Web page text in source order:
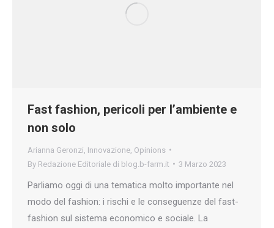
Fast fashion, pericoli per l’ambiente e
non solo
Arianna Geronzi Innovazione Opinions
By Redazione Editoriale di blog.b-farm.it 3 Marzo 2023
Parliamo oggi di una tematica molto importante nel
modo del fashion: i rischi e le conseguenze del fast-
fashion sul sistema economico e sociale. La